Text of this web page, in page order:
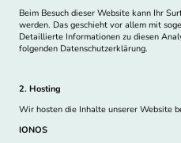
Beim Besuch dieser Website kann Ihr
werden. Das geschieht vor allem mit
Detaillierte Informationen zu diesen
folgenden Datenschutzerklärung.
2. Hosting
Wir hosten die Inhalte unserer Website
IONOS